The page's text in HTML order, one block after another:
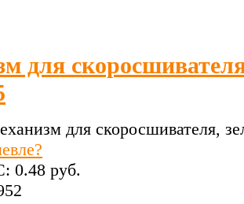
для
для скоросшивателя,
0.48 pуб.